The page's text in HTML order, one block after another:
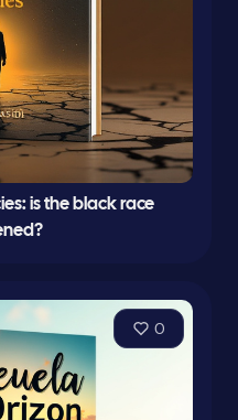
is the black race
0